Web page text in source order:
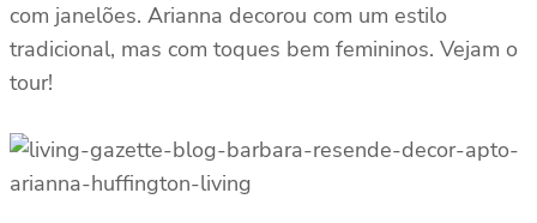
com janelões. Arianna decorou com um estilo
tradicional, mas com toques bem femininos. Vejam o
tour!